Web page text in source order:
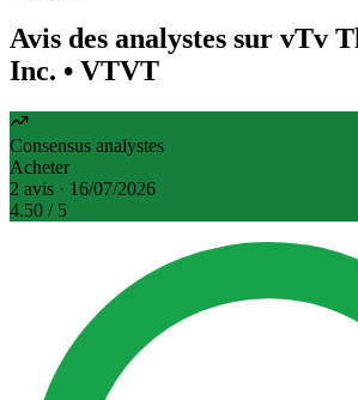
Avis des analystes sur vTv
Inc. • VTVT
Consensus analystes
Acheter
2 avis · 16/07/2026
4.50 / 5